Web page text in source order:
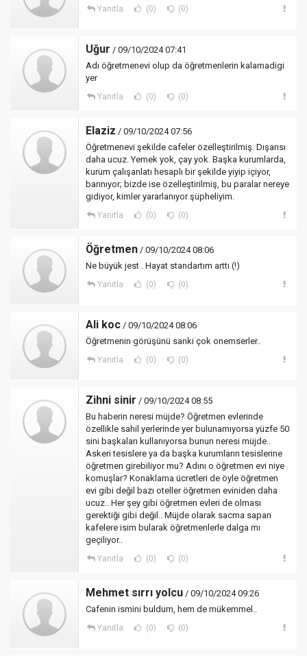
Yanıtla (0) (0)
Uğur / 09/10/2024 07:41
Adı öğretmenevi olup da öğretmenlerin kalamadigi
yer
Yanıtla (0) (0)
Elaziz / 09/10/2024 07:56
Öğretmenevi şekilde cafeler özelleştirilmiş. Dışarısı
daha ucuz. Yemek yok, çay yok. Başka kurumlarda,
kurum çalışanlatı hesaplı bir şekilde yiyip içiyor,
barınıyor; bizde ise özelleştirilmiş, bu paralar nereye
gidiyor, kimler yararlanıyor şüpheliyim.
Yanıtla (0) (0)
Öğretmen / 09/10/2024 08:06
Ne büyük jest . Hayat standartım arttı (!)
Yanıtla (0) (0)
Ali koc / 09/10/2024 08:06
Öğretmenin görüşünü sanki çok onemserler..
Yanıtla (0) (0)
Zihni sinir / 09/10/2024 08:55
Bu haberin neresi müjde? Öğretmen evlerinde
özellikle sahil yerlerinde yer bulunamıyorsa yüzfe 50
sini başkaları kullanıyorsa bunun neresi müjde..
Askeri tesislere ya da başka kurumların tesislerine
öğretmen girebiliyor mu? Adını o öğretmen evi niye
komuşlar? Konaklama ücretleri de öyle öğretmen
evi gibi değil bazı oteller öğretmen eviniden daha
ucuz.. Her şey gibi öğretmen evleri de olması
gerektiği gibi değil.. Müjde olarak sacma sapan
kafelere isim bularak öğretmenlerle dalga mı
geçiliyor..
Yanıtla (0) (0)
Mehmet sırrı yolcu / 09/10/2024 09:26
Cafenin ismini buldum, hem de mükemmel..
Yanıtla (0) (0)